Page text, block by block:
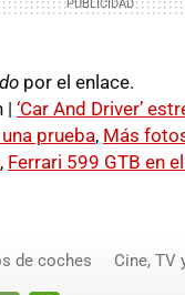
por el enlace.
| ‘Car And Driver’
prueba, Más
, Ferrari 599 GTB en
de coches Cine, TV